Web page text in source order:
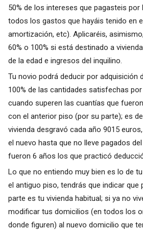
50% de los intereses que pagasteis por
todos los gastos que hayáis tenido en
amortización, etc). Aplicaréis,
60% o 100% si está destinado a
de la edad e ingresos del inquilino.
Tu novio podrá deducir por adquisición
100% de las cantidades satisfechas
cuando superen las cuantías que
con el anterior piso (por su parte); es
vivienda desgravó cada año 9015
el nuevo hasta que no lleve pagados
fueron 6 años los que practicó
Lo que no entiendo muy bien es lo de
el antiguo piso, tendrás que indicar que
parte es tu vivienda habitual; si ya no
modificar tus domicilios (en todos los
donde figuren) al nuevo domicilio que